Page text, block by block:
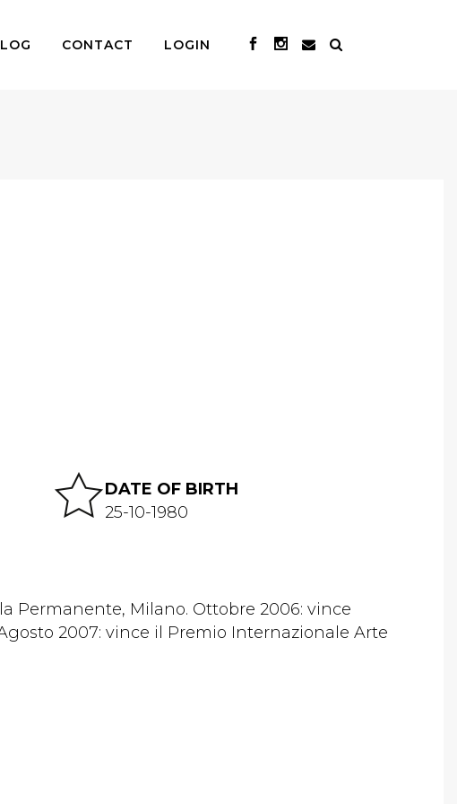
CONTACT LOGIN
DATE OF BIRTH
25-10-1980
Permanente, Milano. Ottobre 2006: vince
2007: vince il Premio Internazionale Arte